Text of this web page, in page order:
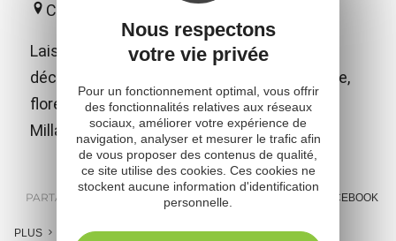
Creissels
Laissez-vous guider par votre batelier et
découvrez les trésors de notre région : faune,
flore, géologie, village classé et Viaduc de
Millau.
PARTAGER : E-MAIL MESSENGER FACEBOOK
PLUS
Nous respectons
votre vie privée
Pour un fonctionnement optimal, vous offrir
des fonctionnalités relatives aux réseaux
sociaux, améliorer votre expérience de
navigation, analyser et mesurer le trafic afin
de vous proposer des contenus de qualité,
ce site utilise des cookies. Ces cookies ne
stockent aucune information d'identification
personnelle.